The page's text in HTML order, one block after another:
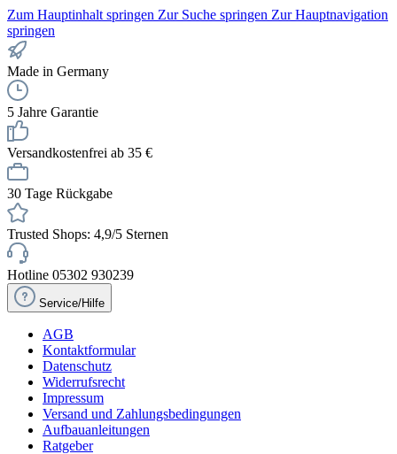
Zum Hauptinhalt springen Zur Suche springen Zur Hauptnavigation
springen
Made in Germany
5 Jahre Garantie
Versandkostenfrei ab 35 €
30 Tage Rückgabe
Trusted Shops: 4,9/5 Sternen
Hotline 05302 930239
Service/Hilfe
AGB
Kontaktformular
Datenschutz
Widerrufsrecht
Impressum
Versand und Zahlungsbedingungen
Aufbauanleitungen
Ratgeber